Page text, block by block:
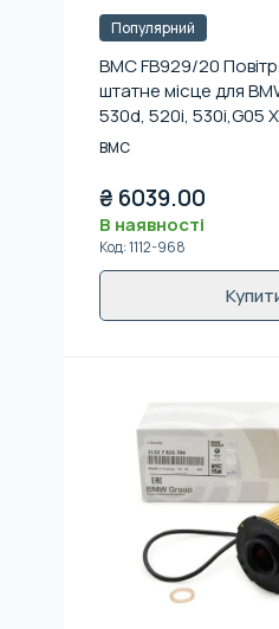
Популярний
BMC FB929/20
штатне місце для
530d, 520i, 530i,G05
BMC
₴ 6039.00
В наявності
Код:1112-968